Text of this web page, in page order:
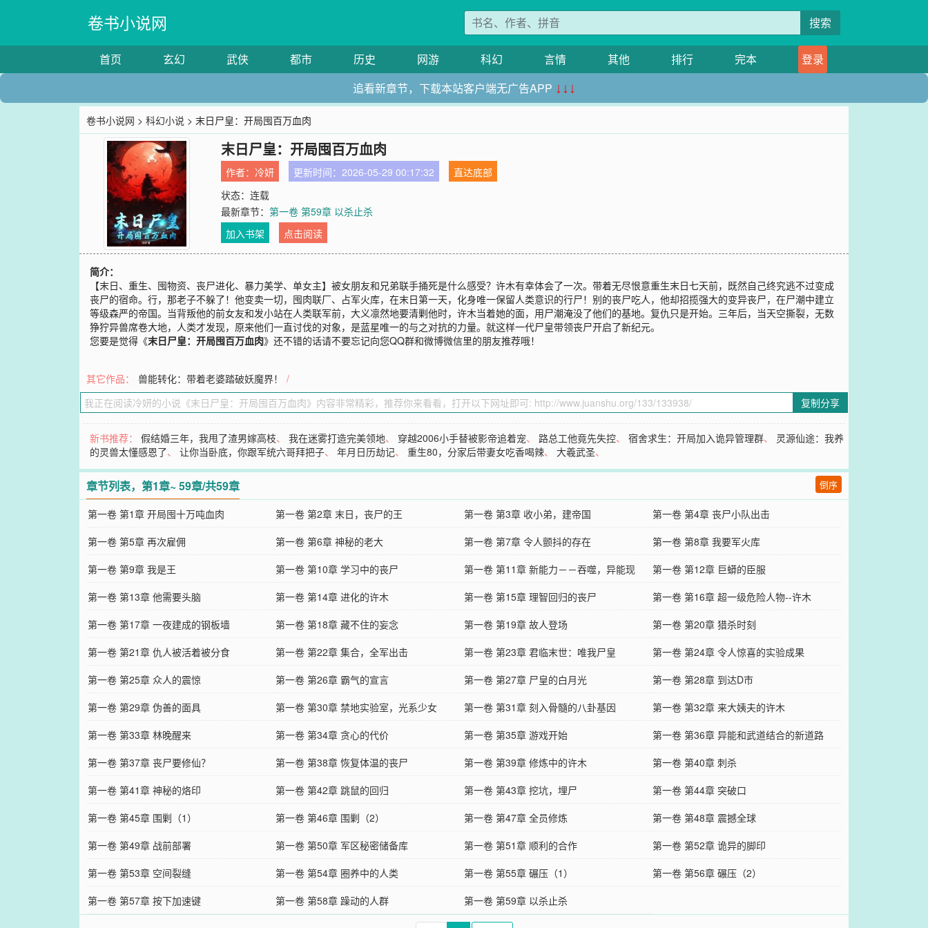
卷书小说网 搜索
首页 玄幻 武侠 都市 历史 网游 科幻 言情 其他 排行 完本
登录
追看新章节，下载本站客户端无广告APP ↓↓↓
卷书小说网 >科幻小说 > 末日尸皇：开局囤百万血肉
末日尸皇：开局囤百万血肉
作者： 冷妍 更新时间：2026-05-29 00:17:32
直达底部
状态：连载
最新章节：第一卷 第59章 以杀止杀
加入书架
点击阅读
简介：
【末日、重生、囤物资、丧尸进化、暴力美学、单女主】被女朋友和兄弟联手捅死是什么感受？许木有幸体会了一次。带着无尽恨意重生末日七天前，既然自己终究逃不过变成
丧尸的宿命。行，那老子不躲了！他变卖一切，囤肉联厂、占军火库，在末日第一天，化身唯一保留人类意识的行尸！别的丧尸吃人，他却招揽强大的变异丧尸，在尸潮中建立
等级森严的帝国。当背叛他的前女友和发小站在人类联军前，大义凛然地要清剿他时，许木当着她的面，用尸潮淹没了他们的基地。复仇只是开始。三年后，当天空撕裂，无数
狰狞异兽席卷大地，人类才发现，原来他们一直讨伐的对象，是蓝星唯一的与之对抗的力量。就这样一代尸皇带领丧尸开启了新纪元。
您要是觉得《末日尸皇：开局囤百万血肉》还不错的话请不要忘记向您QQ群和微博微信里的朋友推荐哦！
其它作品： 兽能转化：带着老婆踏破妖魔界！
/
复制分享
新书推荐：假结婚三年，我甩了渣男嫁高枝、我在迷雾打造完美领地、 穿越2006小手替被影帝追着宠、 路总工他竟先失控、宿舍求生：开局加入诡异管理群、 灵源仙途：我养
的灵兽太懂感恩了、让你当卧底，你跟军统六哥拜把子、年月日历劫记、重生80，分家后带妻女吃香喝辣、大羲武圣、
章节列表，第1章~ 59章/共59章 倒序
第一卷 第1章 开局囤十万吨血肉 第一卷 第2章 末日，丧尸的王 第一卷 第3章 收小弟，建帝国
第一卷 第4章 丧尸小队出击
第一卷 第5章 再次雇佣
第一卷 第6章 神秘的老大 第一卷 第7章 令人颤抖的存在
第一卷 第8章 我要军火库
第一卷 第9章 我是王
第一卷 第10章 学习中的丧尸 第一卷 第11章 新能力－－吞噬，异能现
第一卷 第12章 巨蟒的臣服
第一卷 第13章 他需要头脑
第一卷 第14章 进化的许木 第一卷 第15章 理智回归的丧尸
第一卷 第16章 超一级危险人物--许木
第一卷 第17章 一夜建成的钢板墙
第一卷 第18章 藏不住的妄念 第一卷 第19章 故人登场
第一卷 第20章 猎杀时刻
第一卷 第21章 仇人被活着被分食
第一卷 第22章 集合，全军出击 第一卷 第23章 君临末世：唯我尸皇
第一卷 第24章 令人惊喜的实验成果
第一卷 第25章 众人的震惊
第一卷 第26章 霸气的宣言 第一卷 第27章 尸皇的白月光
第一卷 第28章 到达D市
第一卷 第29章 伪善的面具
第一卷 第30章 禁地实验室，光系少女 第一卷 第31章 刻入骨髓的八卦基因
第一卷 第32章 来大姨夫的许木
第一卷 第33章 林晚醒来
第一卷 第34章 贪心的代价 第一卷 第35章 游戏开始
第一卷 第36章 异能和武道结合的新道路
第一卷 第37章 丧尸要修仙？
第一卷 第38章 恢复体温的丧尸 第一卷 第39章 修炼中的许木
第一卷 第40章 刺杀
第一卷 第41章 神秘的烙印
第一卷 第42章 跳鼠的回归 第一卷 第43章 挖坑，埋尸
第一卷 第44章 突破口
第一卷 第45章 围剿（1）
第一卷 第46章 围剿（2） 第一卷 第47章 全员修炼
第一卷 第48章 震撼全球
第一卷 第49章 战前部署
第一卷 第50章 军区秘密储备库 第一卷 第51章 顺利的合作
第一卷 第52章 诡异的脚印
第一卷 第53章 空间裂缝
第一卷 第54章 圈养中的人类 第一卷 第55章 碾压（1）
第一卷 第56章 碾压（2）
第一卷 第57章 按下加速键
第一卷 第58章 躁动的人群 第一卷 第59章 以杀止杀